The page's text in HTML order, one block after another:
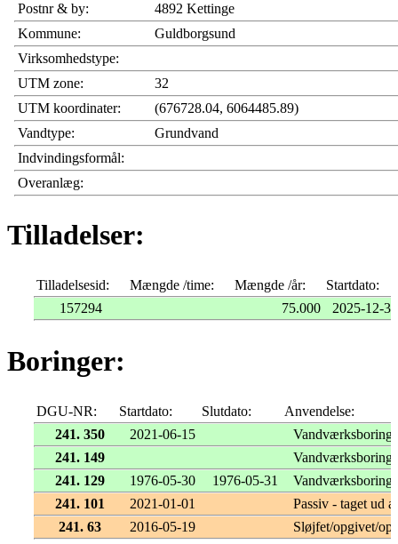
Postnr & by:
4892 Kettinge
Kommune:
Guldborgsund
Virksomhedstype:
UTM zone:
32
UTM koordinater:
(676728.04, 6064485.89)
Vandtype:
Grundvand
Indvindingsformål:
Overanlæg:
Tilladelser:
Tilladelsesid: Mængde /time: Mængde /år:
Startdato:
157294
75.000 2025-12-31
Boringer:
DGU-NR: Startdato: Slutdato:
Anvendelse:
241. 350
2021-06-15
Vandværksboring
241. 149
Vandværksboring
241. 129
1976-05-30 1976-05-31
Vandværksboring
241. 101
2021-01-01
Passiv - taget ud
241. 63
2016-05-19 Sløjfet/opgivet/